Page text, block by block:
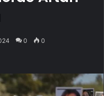
0 0